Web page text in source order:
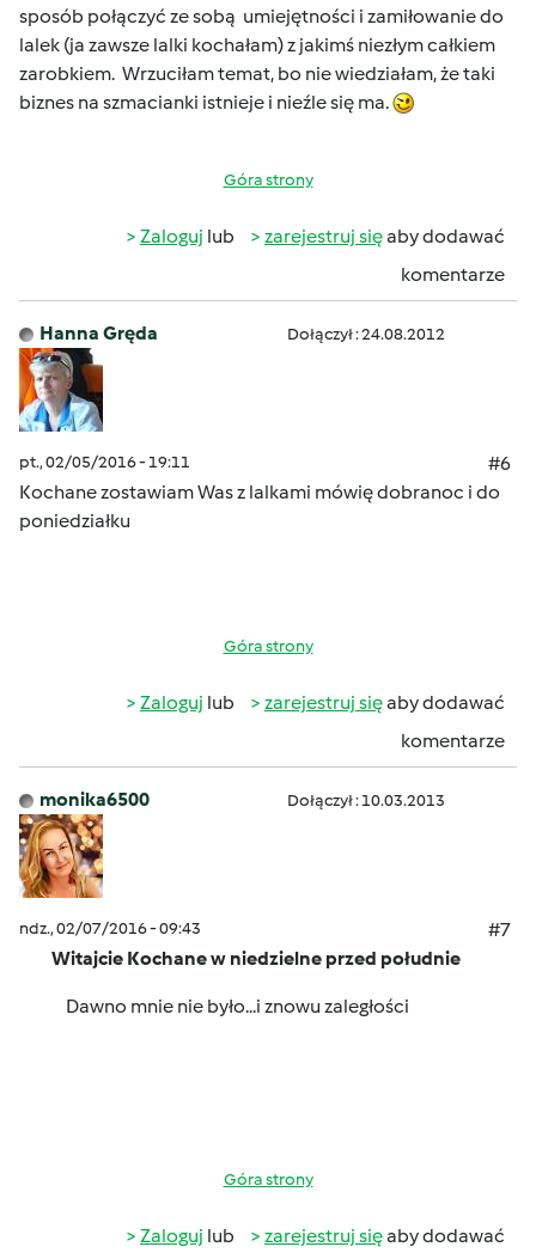
sposób połączyć ze sobą umiejętności i zamiłowanie do
lalek (ja zawsze lalki kochałam) z jakimś niezłym całkiem
zarobkiem. Wrzuciłam temat, bo nie wiedziałam, że taki
biznes na szmacianki istnieje i nieźle się ma.
Góra strony
Zaloguj lub zarejestruj sięaby dodawać
komentarze
Hanna Gręda Dołączył : 24.08.2012
pt., 02/05/2016 - 19:11
#6
Kochane zostawiam Was z lalkami mówię dobranoc i do
poniedziałku
Góra strony
Zaloguj lub zarejestruj sięaby dodawać
komentarze
monika6500 Dołączył : 10.03.2013
ndz., 02/07/2016 - 09:43
#7
Witajcie Kochane w niedzielne przed południe
Dawno mnie nie było...i znowu zaległości
Góra strony
Zaloguj lub zarejestruj sięaby dodawać